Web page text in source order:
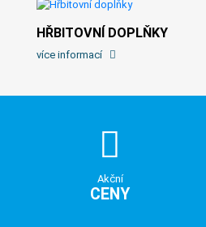
HŘBITOVNÍ DOPLŇKY
více informací
Akční
CENY